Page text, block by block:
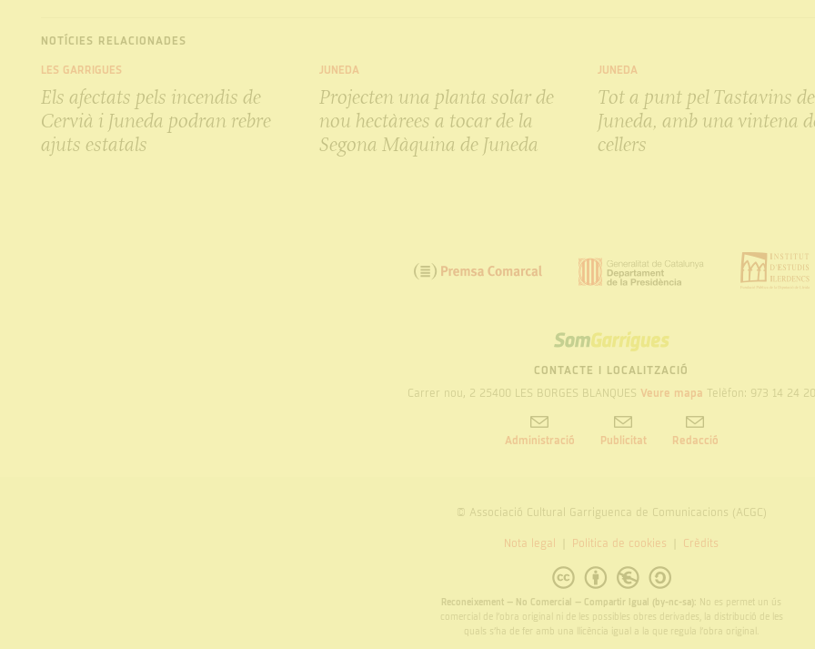
NOTÍCIES RELACIONADES
LES GARRIGUES
Els afectats pels incendis de
Cervià i Juneda podran rebre
ajuts estatals
JUNEDA
Projecten una planta solar de
nou hectàrees a tocar de la
Segona Màquina de Juneda
JUNEDA
Tot a punt pel Tastavins de
Juneda, amb una vintena
cellers
SOM
GARRIGUES
CONTACTE I LOCALITZACIÓ
Carrer nou, 2 25400 LES BORGES BLANQUES Veure mapa Telèfon: 973 14 24 20
Administració Publicitat Redacció
© Associació Cultural Garriguenca de Comunicacions (ACGC)
Nota legal Politica de cookies Crèdits
Reconeixement – No Comercial – Compartir Igual (by-nc-sa): No es permet un ús
comercial de l’obra original ni de les possibles obres derivades, la distribució de les
quals s’ha de fer amb una llicència igual a la que regula l’obra original.